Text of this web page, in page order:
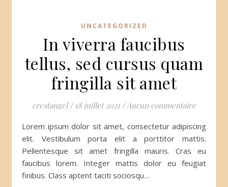
UNCATEGORIZED
In viverra faucibus
tellus, sed cursus quam
fringilla sit amet
creatangel / 18 juillet 2021 / Aucun commentaire
Lorem ipsum dolor sit amet, consectetur adipiscing
elit. Vestibulum porta elit a porttitor mattis.
Pellentesque sit amet fringilla mauris. Cras eu
faucibus lorem. Integer mattis dolor eu feugiat
finibus. Class aptent taciti sociosqu…